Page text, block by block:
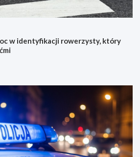
w identyfikacji rowerzysty, który